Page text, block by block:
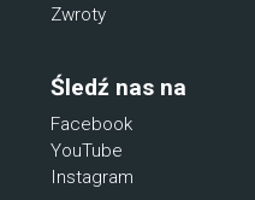
Zwroty
Śledź nas na
Facebook
YouTube
Instagram